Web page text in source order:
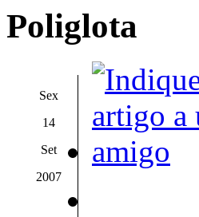
Poliglota
Sex
14
Set
2007